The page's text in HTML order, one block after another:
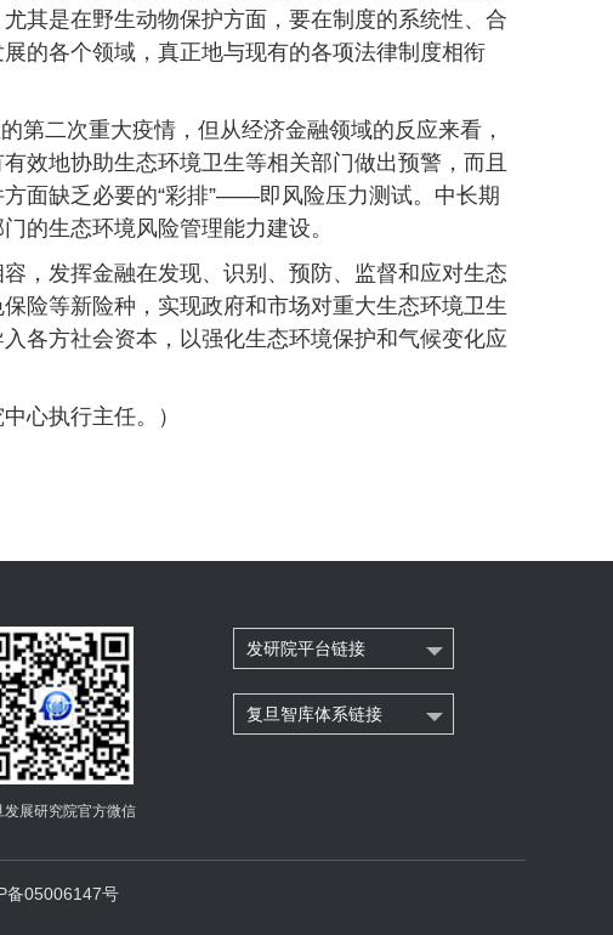
其是在野生动物保护方面，要在制度的系统性、合
的各个领域，真正地与现有的各项法律制度相衔
第二次重大疫情，但从经济金融领域的反应来看，
效地协助生态环境卫生等相关部门做出预警，而且
面缺乏必要的“彩排”——即风险压力测试。中长期
的生态环境风险管理能力建设。
，发挥金融在发现、识别、预防、监督和应对生态
险等新险种，实现政府和市场对重大生态环境卫生
各方社会资本，以强化生态环境保护和气候变化应
心执行主任。）
发展研究院官方微信
发研院平台链接
复旦智库体系链接
备05006147号